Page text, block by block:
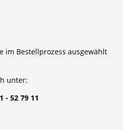
im Bestellprozess ausgewählt
unter:
- 52 79 11